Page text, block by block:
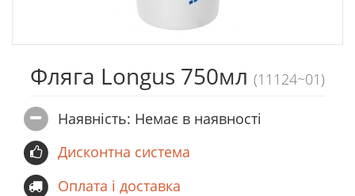
Фляга Longus 750мл (11124~01)
Наявність: Немає в наявностi
Дисконтна система
Оплата і доставка